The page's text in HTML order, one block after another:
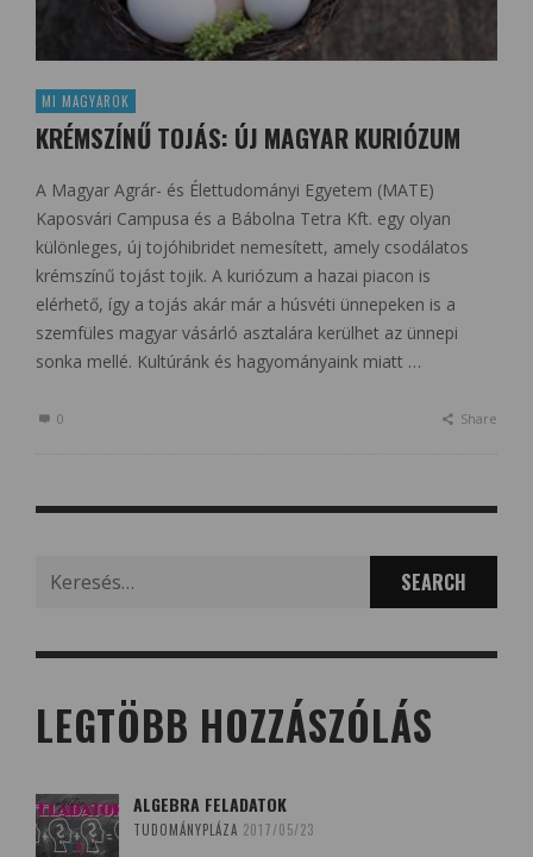
MI MAGYAROK
KRÉMSZÍNŰ TOJÁS: ÚJ MAGYAR KURIÓZUM
A Magyar Agrár- és Élettudományi Egyetem (MATE)
Kaposvári Campusa és a Bábolna Tetra Kft. egy olyan
különleges, új tojóhibridet nemesített, amely csodálatos
krémszínű tojást tojik. A kuriózum a hazai piacon is
elérhető, így a tojás akár már a húsvéti ünnepeken is a
szemfüles magyar vásárló asztalára kerülhet az ünnepi
sonka mellé. Kultúránk és hagyományaink miatt …
0 Share
LEGTÖBB HOZZÁSZÓLÁS
ALGEBRA FELADATOK
TUDOMÁNYPLÁZA 2017/05/23